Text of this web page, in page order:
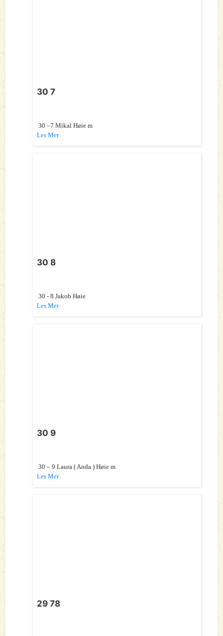
30 7
30 –7 Mikal Høie m
Les Mer
30 8
30 - 8 Jakob Høie
Les Mer
30 9
30 – 9 Laura ( Anda ) Høie m
Les Mer
29 78